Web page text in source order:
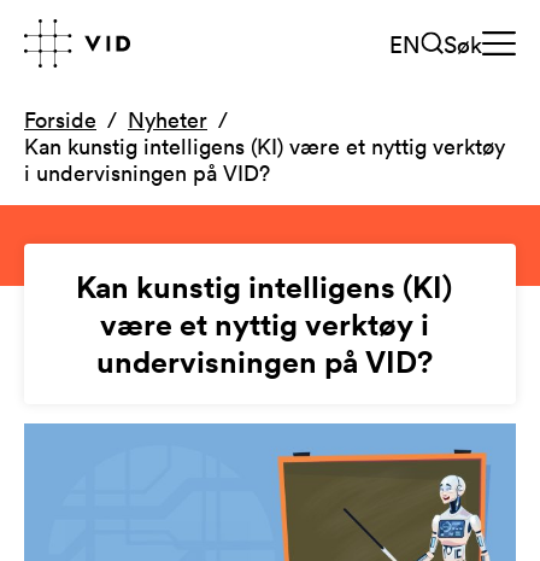
EN Søk
Forside
Nyheter
Kan kunstig intelligens (KI) være et nyttig verktøy
i undervisningen på VID?
Kan kunstig intelligens (KI)
være et nyttig verktøy i
undervisningen på VID?